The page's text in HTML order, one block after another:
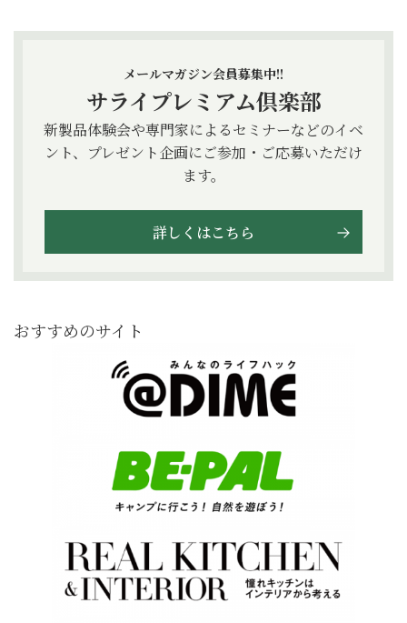
メールマガジン会員募集中!!
サライプレミアム倶楽部
新製品体験会や専門家によるセミナーなどのイベ
ント、プレゼント企画にご参加・ご応募いただけ
ます。
詳しくはこちら
おすすめのサイト